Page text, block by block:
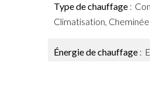
Type de chauffage
Climatisation, Cheminée
Énergie de chauffage